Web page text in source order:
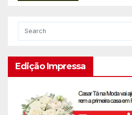
Edição Impressa